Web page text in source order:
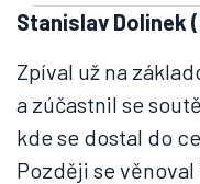
Stanislav Dolinek
Zpíval už na
a zúčastnil se
kde se dostal do
Později se